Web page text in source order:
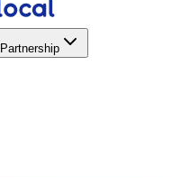
Partnership